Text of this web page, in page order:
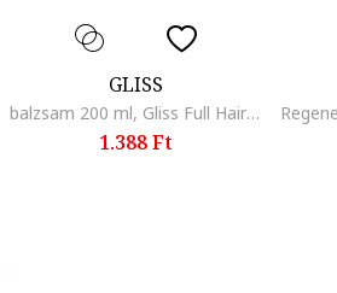
GLISS
balzsam 200 ml, Gliss Full Hair Wonder
1.388 Ft